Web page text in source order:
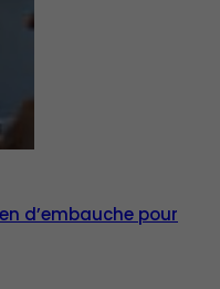
d’embauche pour